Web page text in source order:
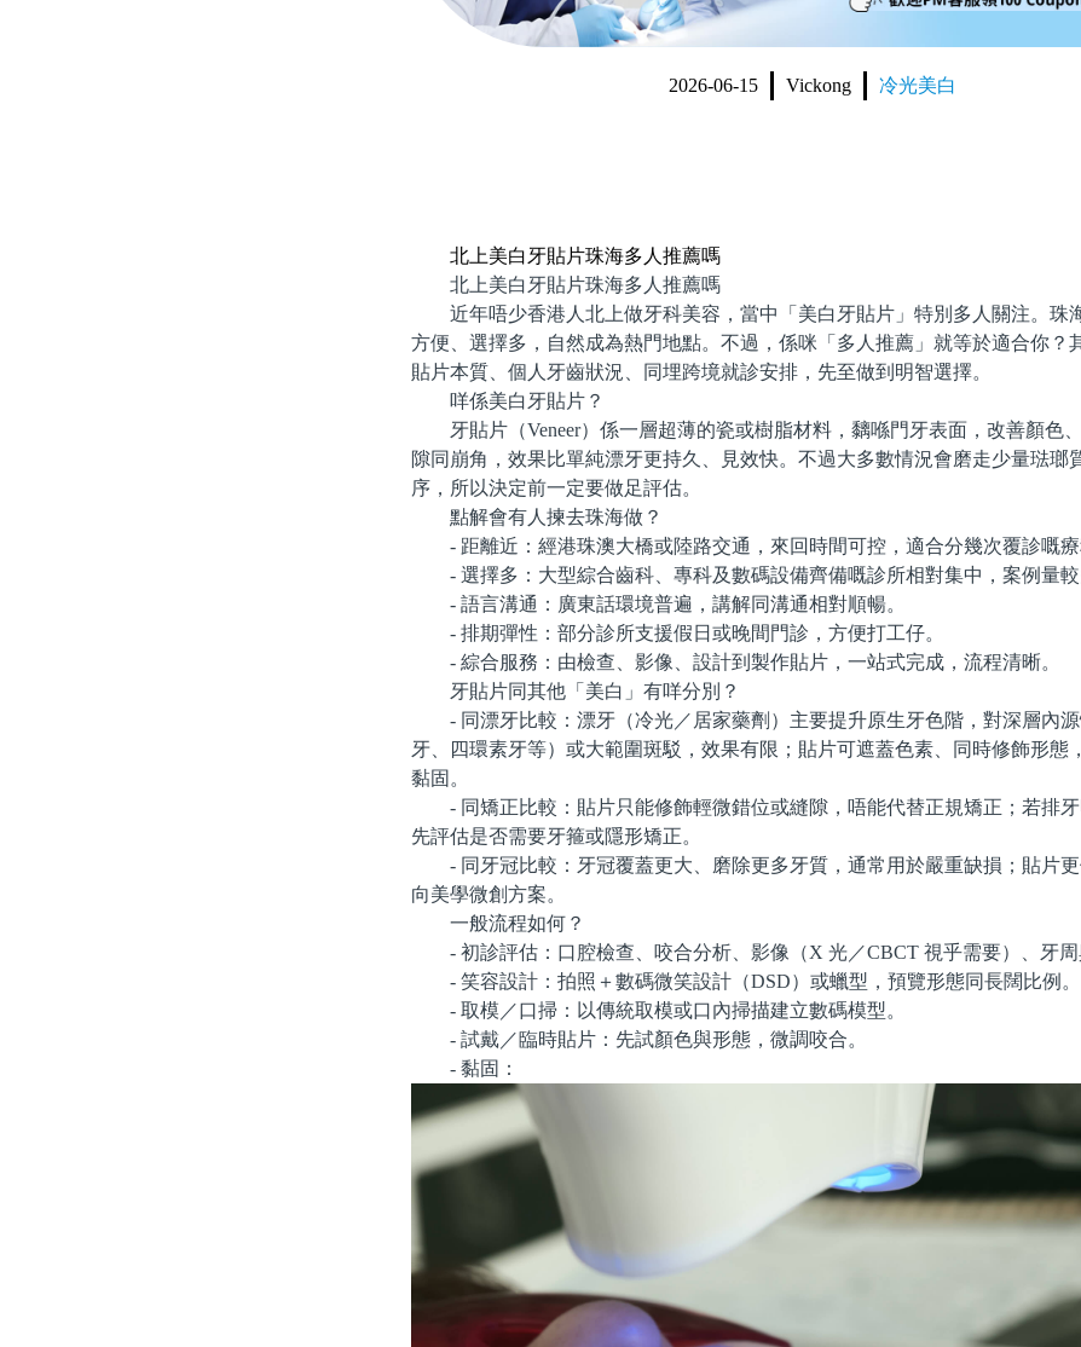
2026-06-15 Vickong 冷光美白
北上美白牙貼片珠海多人推薦嗎
北上美白牙貼片珠海多人推薦嗎
近年唔少香港人北上做牙科美容，當中「美白牙貼片」特別多人關注。珠
方便、選擇多，自然成為熱門地點。不過，係咪「多人推薦」就等於適合你？
貼片本質、個人牙齒狀況、同埋跨境就診安排，先至做到明智選擇。
咩係美白牙貼片？
牙貼片（Veneer）係一層超薄的瓷或樹脂材料，黐喺門牙表面，改善顏色
隙同崩角，效果比單純漂牙更持久、見效快。不過大多數情況會磨走少量琺瑯
序，所以決定前一定要做足評估。
點解會有人揀去珠海做？
- 距離近：經港珠澳大橋或陸路交通，來回時間可控，適合分幾次覆診嘅療
- 選擇多：大型綜合齒科、專科及數碼設備齊備嘅診所相對集中，案例量較
- 語言溝通：廣東話環境普遍，講解同溝通相對順暢。
- 排期彈性：部分診所支援假日或晚間門診，方便打工仔。
- 綜合服務：由檢查、影像、設計到製作貼片，一站式完成，流程清晰。
牙貼片同其他「美白」有咩分別？
- 同漂牙比較：漂牙（冷光／居家藥劑）主要提升原生牙色階，對深層內源
牙、四環素牙等）或大範圍斑駁，效果有限；貼片可遮蓋色素、同時修飾形態
黏固。
- 同矯正比較：貼片只能修飾輕微錯位或縫隙，唔能代替正規矯正；若排
先評估是否需要牙箍或隱形矯正。
- 同牙冠比較：牙冠覆蓋更大、磨除更多牙質，通常用於嚴重缺損；貼片更
向美學微創方案。
一般流程如何？
- 初診評估：口腔檢查、咬合分析、影像（X 光／CBCT 視乎需要）、牙周
- 笑容設計：拍照＋數碼微笑設計（DSD）或蠟型，預覽形態同長闊比例。
- 取模／口掃：以傳統取模或口內掃描建立數碼模型。
- 試戴／臨時貼片：先試顏色與形態，微調咬合。
- 黏固：